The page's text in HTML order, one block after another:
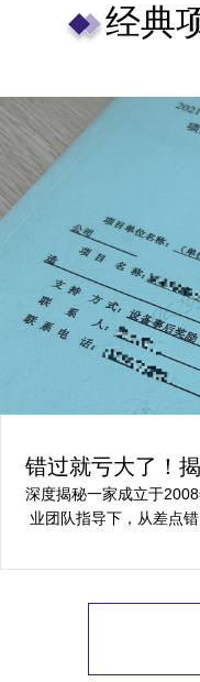
经典
错过就亏大了！
轻松拿下省级技
深度揭秘一家成立于
业团队指导下，从差点